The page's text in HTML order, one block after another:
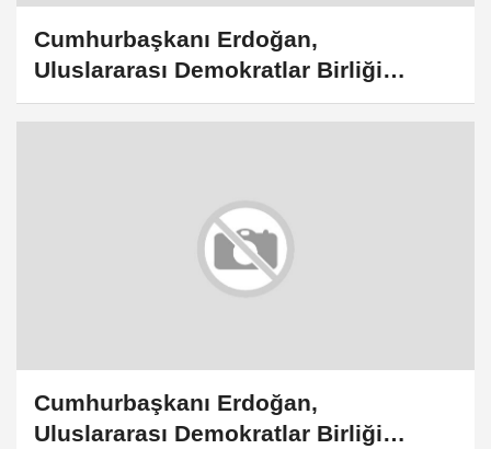
Cumhurbaşkanı Erdoğan,
Uluslararası Demokratlar Birliği
temsilcilerini kabulünde konuştu: (2)
Cumhurbaşkanı Erdoğan,
Uluslararası Demokratlar Birliği